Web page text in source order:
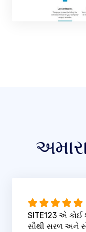
SITE123 એ કોઈ
સૌથી સરળ અને